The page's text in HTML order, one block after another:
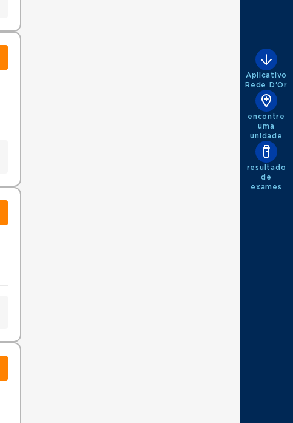
Aplicativo
Rede D'Or
encontre
uma
unidade
resultado
de
exames